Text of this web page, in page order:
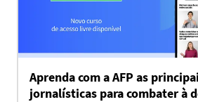
Aprenda com a AFP as
jornalísticas para combater à